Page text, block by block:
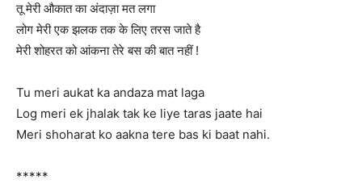
तू मेरी औकात का अंदाज़ा मत लगा
लोग मेरी एक झलक तक के लिए तरस जाते है
मेरी शोहरत को आंकना तेरे बस की बात नहीं !
Tu meri aukat ka andaza mat laga
Log meri ek jhalak tak ke liye taras jaate hai
Meri shoharat ko aakna tere bas ki baat nahi.
*****